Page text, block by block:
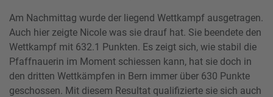
Am Nachmittag wurde der liegend Wettkampf ausgetragen.
Auch hier zeigte Nicole was sie drauf hat. Sie beendete den
Wettkampf mit 632.1 Punkten. Es zeigt sich, wie stabil die
Pfaffnauerin im Moment schiessen kann, hat sie doch in
den dritten Wettkämpfen in Bern immer über 630 Punkte
geschossen. Mit diesem Resultat qualifizierte sie sich auch